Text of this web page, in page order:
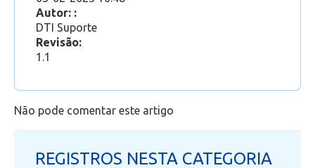
Professor
Autor: :
DTI Suporte
Revisão:
1.1
Não pode comentar este artigo
REGISTROS NESTA CATEGORIA